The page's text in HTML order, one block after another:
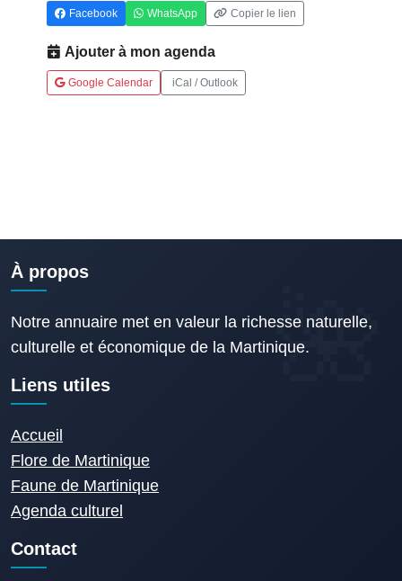
Facebook WhatsApp Copier le lien
Ajouter à mon agenda
Google Calendar iCal / Outlook
À propos
Notre annuaire met en valeur la richesse naturelle,
culturelle et économique de la Martinique.
Liens utiles
Accueil
Flore de Martinique
Faune de Martinique
Agenda culturel
Contact